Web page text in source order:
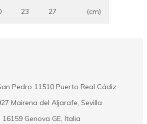
23 27 (cm)
Pedro 11510 Puerto Real Cádiz
Mairena del Aljarafe, Sevilla
Genova GE, Italia